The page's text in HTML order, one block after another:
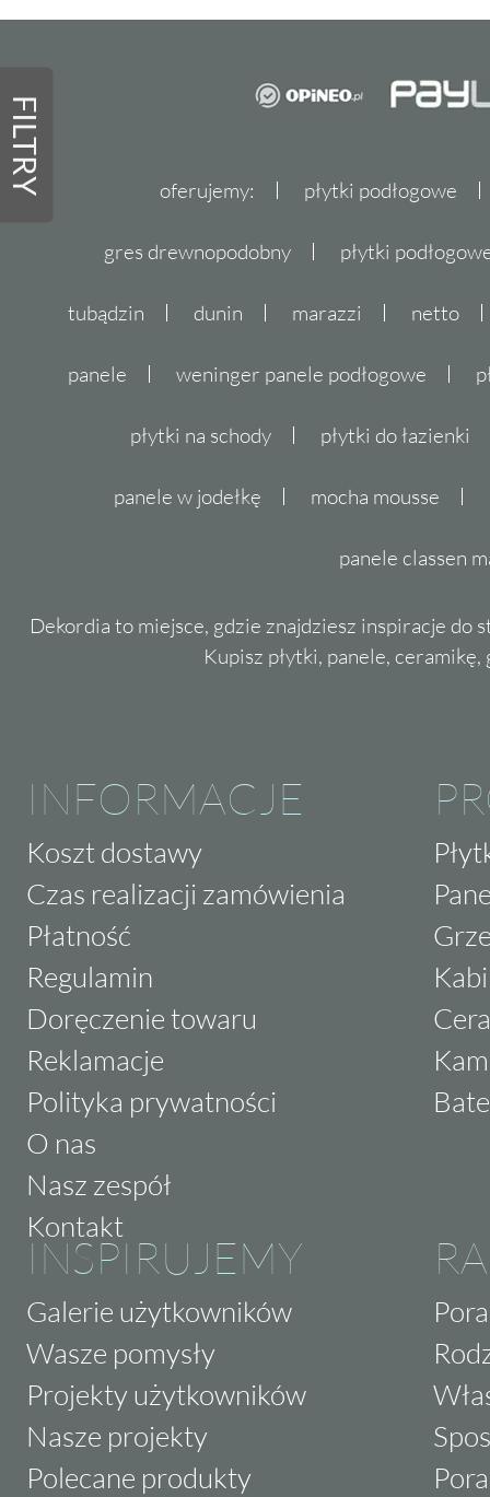
FILTRY oferujemy: płytki podłogowe
gres drewnopodobny płytki
tubądzin dunin marazzi netto
panele weninger panele podłogowe
płytki na schody płytki do łazienki
panele w jodełkę mocha mousse
panele classen
Dekordia to miejsce, gdzie znajdziesz inspiracje do
Kupisz płytki, panele,
INFORMACJE
Koszt dostawy
Czas realizacji zamówienia
Płatność
Regulamin
Doręczenie towaru
Reklamacje
Polityka prywatności
O nas
Nasz zespół
Kontakt
INSPIRUJEMY
Galerie użytkowników
Wasze pomysły
Projekty użytkowników
Nasze projekty
Polecane produkty